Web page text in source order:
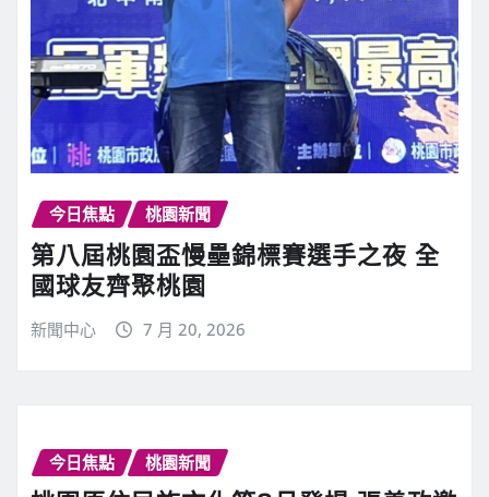
今日焦點 桃園新聞
第八屆桃園盃慢壘錦標賽選手之夜 全
國球友齊聚桃園
新聞中心 7 月 20, 2026
今日焦點 桃園新聞